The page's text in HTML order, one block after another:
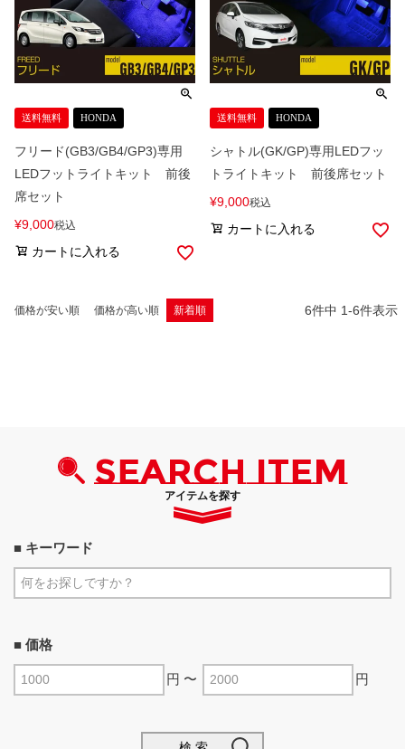
送料無料 HONDA
フリード(GB3/GB4/GP3)専用
LEDフットライトキット 前後
席セット
¥9,000税込
カートに入れる
送料無料 HONDA
シャトル(GK/GP)専用LEDフッ
トライトキット 前後席セット
¥9,000税込
カートに入れる
価格が安い順 価格が高い順 新着順 6件中 1-6件表示
SEARCH ITEM
アイテムを探す
■ キーワード
■ 価格
円 〜 円